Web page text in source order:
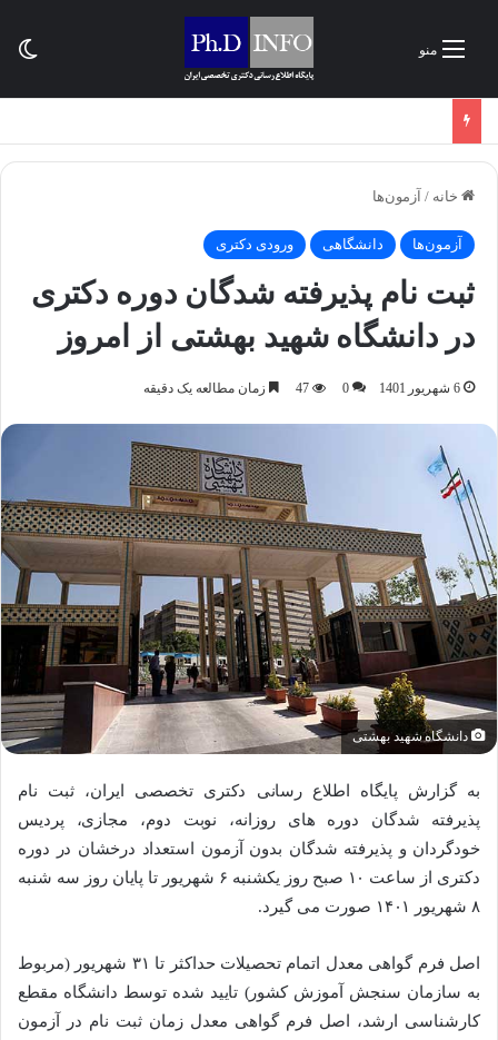
منو
خانه / آزمون‌ها
آزمون‌ها دانشگاهی ورودی دکتری
ثبت نام پذیرفته شدگان دوره دکتری
در دانشگاه شهید بهشتی از امروز
6 شهریور 1401 0
47 زمان مطالعه یک دقیقه
دانشگاه شهید بهشتی
به گزارش پایگاه اطلاع رسانی دکتری تخصصی ایران، ثبت نام
پذیرفته شدگان دوره های روزانه، نوبت دوم، مجازی، پردیس
خودگردان و پذیرفته شدگان بدون آزمون استعداد درخشان در دوره
دکتری از ساعت ۱۰ صبح روز یکشنبه ۶ شهریور تا پایان روز سه شنبه
۸ شهریور ۱۴۰۱ صورت می گیرد.
اصل فرم گواهی معدل اتمام تحصیلات حداکثر تا ۳۱ شهریور (مربوط
به سازمان سنجش آموزش کشور) تایید شده توسط دانشگاه مقطع
کارشناسی ارشد، اصل فرم گواهی معدل زمان ثبت نام در آزمون